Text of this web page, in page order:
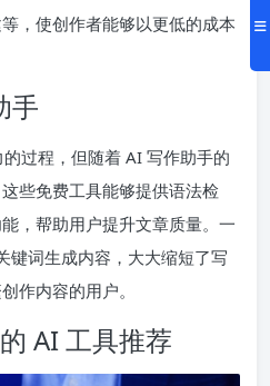
，使创作者能够以更低的成本
手
过程，但随着 AI 写作助手的
些免费工具能够提供语法检
，帮助用户提升文章质量。一
键词生成内容，大大缩短了写
作内容的用户。
AI 工具推荐